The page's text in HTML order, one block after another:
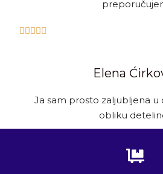
    
Elena
Ja sam prosto zaljubljena u
obliku